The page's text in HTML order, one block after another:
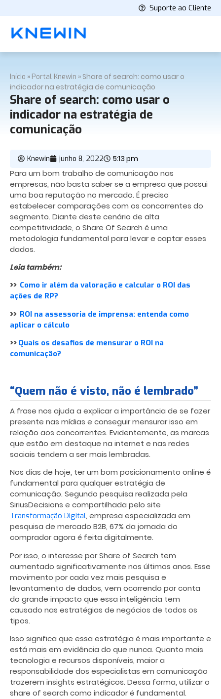
Suporte ao Cliente
Início » Portal Knewin » Share of search: como usar o
indicador na estratégia de comunicação
Share of search: como usar o
indicador na estratégia de
comunicação
Knewin junho 8, 2022 5:13 pm
Para um bom trabalho de comunicação nas
empresas, não basta saber se a empresa que possui
uma boa reputação no mercado. É preciso
estabelecer comparações com os concorrentes do
segmento. Diante deste cenário de alta
competitividade, o Share Of Search é uma
metodologia fundamental para levar e captar esses
dados.
Leia também:
>> Como ir além da valoração e calcular o ROI das
ações de RP?
>> ROI na assessoria de imprensa: entenda como
aplicar o cálculo
>> Quais os desafios de mensurar o ROI na
comunicação?
“Quem não é visto, não é lembrado”
A frase nos ajuda a explicar a importância de se fazer
presente nas mídias e conseguir mensurar isso em
relação aos concorrentes. Evidentemente, as marcas
que estão em destaque na internet e nas redes
sociais tendem a ser mais lembradas.
Nos dias de hoje, ter um bom posicionamento online é
fundamental para qualquer estratégia de
comunicação. Segundo pesquisa realizada pela
SiriusDecisions e compartilhada pelo site
Transformação Digital, empresa especializada em
pesquisa de mercado B2B, 67% da jornada do
comprador agora é feita digitalmente.
Por isso, o interesse por Share of Search tem
aumentado significativamente nos últimos anos. Esse
movimento por cada vez mais pesquisa e
levantamento de dados, vem ocorrendo por conta
do grande impacto que essa inteligência tem
causado nas estratégias de negócios de todos os
tipos.
Isso significa que essa estratégia é mais importante e
está mais em evidência do que nunca. Quanto mais
tecnologia e recursos disponíveis, maior a
responsabilidade dos especialistas em comunicação
trazerem insights estratégicos. Dessa forma, utilizar o
share of search como indicador é fundamental.